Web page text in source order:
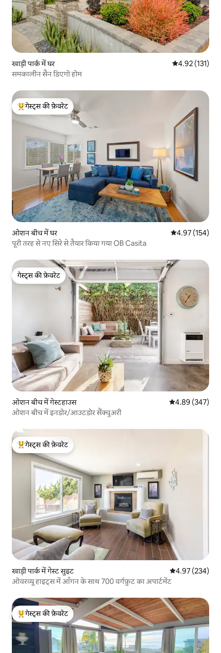
खाड़ी पार्क में घर औसत रेटिंग 5 में से
4.92 (131)
समकालीन सैन डिएगो होम
गेस्ट्स का टॉप फ़ेवरेट
गेस्ट्स की फ़ेवरेट
ओशन बीच में घर औसत रेटिंग 5 में से
4.97 (154)
पूरी तरह से नए सिरे से तैयार किया गया OB Casita
गेस्ट्स की फ़ेवरेट
गेस्ट्स की फ़ेवरेट
ओशन बीच में गेस्टहाउस औसत रेटिंग 5 में से
4.89 (347)
ओशन बीच में इनडोर/आउटडोर सैंक्चुअरी
गेस्ट्स का टॉप फ़ेवरेट
गेस्ट्स की फ़ेवरेट
खाड़ी पार्क में गेस्ट सुइट औसत रेटिंग 5 में से
4.97 (234)
ओवरव्यू हाइट्स में आँगन के साथ 700 वर्गफ़ुट का अपार्टमेंट
गेस्ट्स का टॉप फ़ेवरेट
गेस्ट्स की फ़ेवरेट